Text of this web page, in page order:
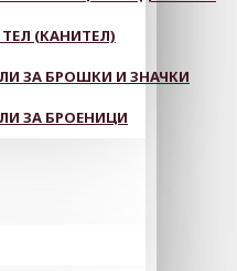
(КАНИТЕЛ)
ЗА БРОШКИ И ЗНАЧКИ
ЗА БРОЕНИЦИ